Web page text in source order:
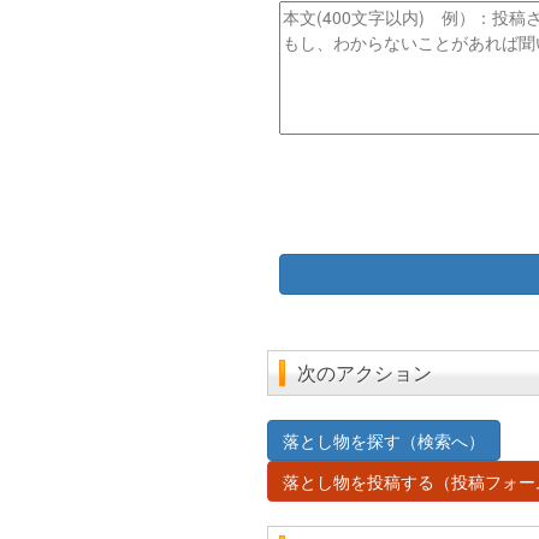
ル
本
文
次のアクション
落とし物を探す（検索へ）
落とし物を投稿する（投稿フォ